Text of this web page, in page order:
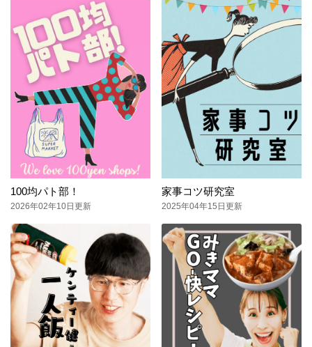
100均パト部！
2026年02年10日更新
家事コツ研究室
2025年04年15日更新